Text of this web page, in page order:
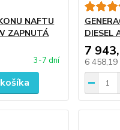
NAFTU
ZAPNUTÁ
3-7 dní
DIESEL
7
6